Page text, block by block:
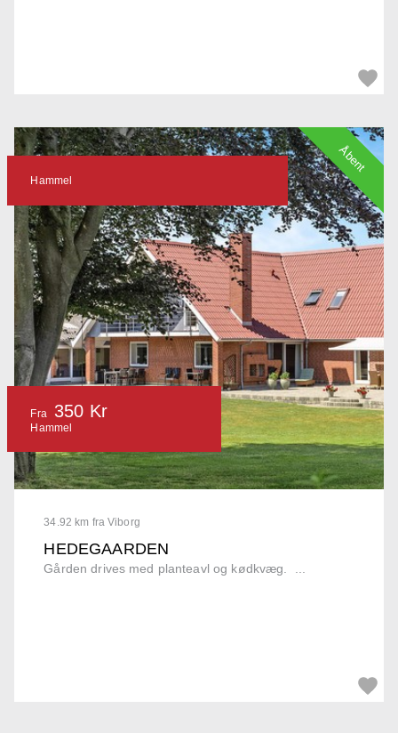
34.92 km fra Viborg
HEDEGAARDEN
Gården drives med planteavl og kødkvæg. ...
Hammel
Fra 350 Kr
Hammel
Åbent